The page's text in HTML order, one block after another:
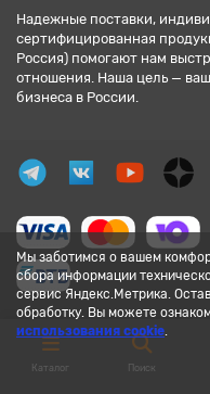
Мы заботимся о вашем
сбора информации
сервис Яндекс.Метрика.
обработку. Вы можете
использования cookie.
Надежные поставки,
сертифицированная
Россия) помогают нам
отношения. Наша цель —
бизнеса в России.
Каталог Поиск